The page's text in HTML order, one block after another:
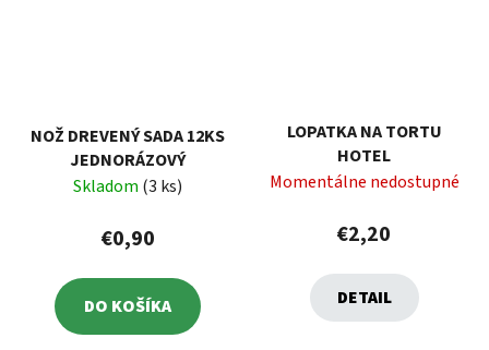
NOŽ DREVENÝ SADA 12KS
JEDNORÁZOVÝ
Skladom (3 ks)
€0,90
DO KOŠÍKA
LOPATKA NA TORTU
HOTEL
Momentálne nedostupné
€2,20
DETAIL